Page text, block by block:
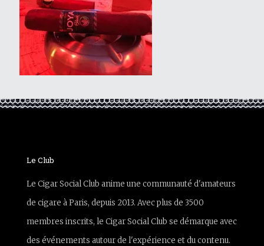
Le Club
Le Cigar Social Club anime une communauté d'amateurs
de cigare à Paris, depuis 2013. Avec plus de 3500
membres inscrits, le Cigar Social Club se démarque avec
des événements autour de l'expérience et du contenu.